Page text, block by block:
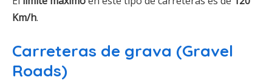
Km/h.
Carreteras de grava (Gravel
Roads)